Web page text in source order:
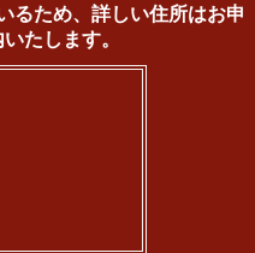
るため、詳しい住所はお申
たします。